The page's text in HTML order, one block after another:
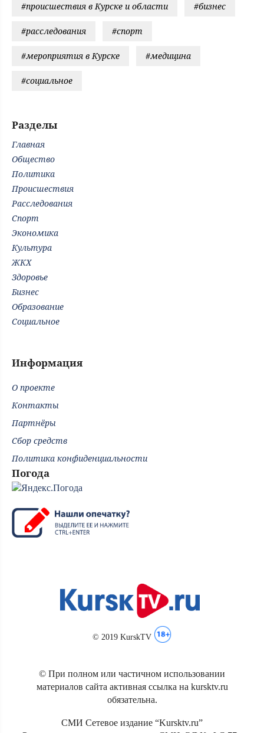
#происшествия в Курске и области #бизнес
#расследования #спорт
#мероприятия в Курске #медицина
#социальное
Разделы
Главная
Общество
Политика
Происшествия
Расследования
Спорт
Экономика
Культура
ЖКХ
Здоровье
Бизнес
Образование
Социальное
Информация
О проекте
Контакты
Партнёры
Сбор средств
Политика конфиденциальности
Погода
© 2019 KurskTV
© При полном или частичном использовании
материалов сайта активная ссылка на kursktv.ru
обязательна.
СМИ Сетевое издание “Kursktv.ru”